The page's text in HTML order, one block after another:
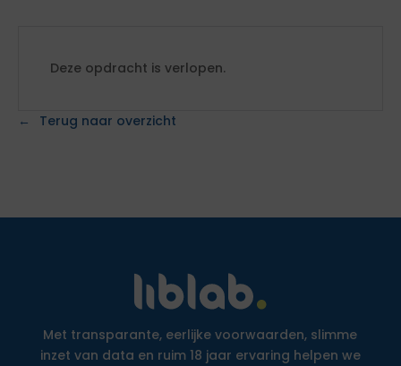
Deze opdracht is verlopen.
Terug naar overzicht
Met transparante, eerlijke voorwaarden, slimme
inzet van data en ruim 18 jaar ervaring helpen we